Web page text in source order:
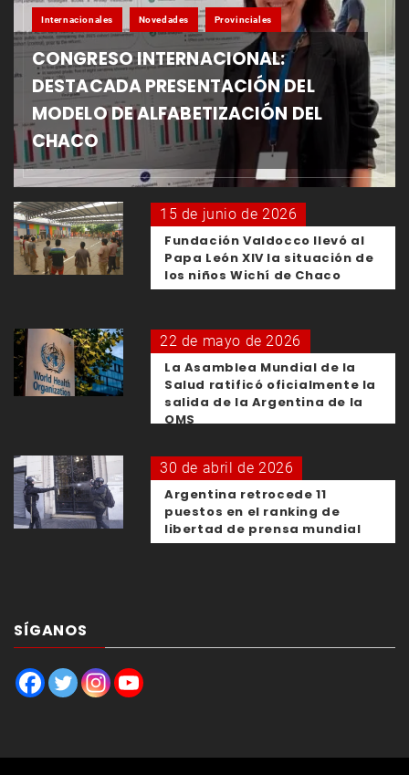
Internacionales Novedades Provinciales
CONGRESO INTERNACIONAL:
DESTACADA PRESENTACIÓN DEL
MODELO DE ALFABETIZACIÓN DEL
CHACO
15 de junio de 2026
Fundación Valdocco llevó al
Papa León XIV la situación de
los niños Wichí de Chaco
22 de mayo de 2026
La Asamblea Mundial de la
Salud ratificó oficialmente la
salida de la Argentina de la
OMS
30 de abril de 2026
Argentina retrocede 11
puestos en el ranking de
libertad de prensa mundial
SÍGANOS